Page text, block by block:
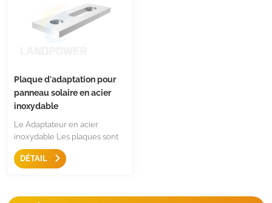
Plaque d'adaptation pour
panneau solaire en acier
inoxydable
Le Adaptateur en acier
inoxydable Les plaques sont
en acier inoxydable 304,
utilisées pour les boulons de
solaire et le toit. Les fixations
DÉTAIL